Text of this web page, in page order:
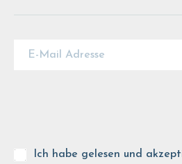
Ich habe gelesen und